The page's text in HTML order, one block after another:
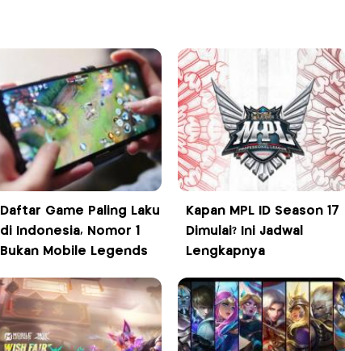
Daftar Game Paling Laku
di Indonesia, Nomor 1
Bukan Mobile Legends
Kapan MPL ID Season 17
Dimulai? Ini Jadwal
Lengkapnya